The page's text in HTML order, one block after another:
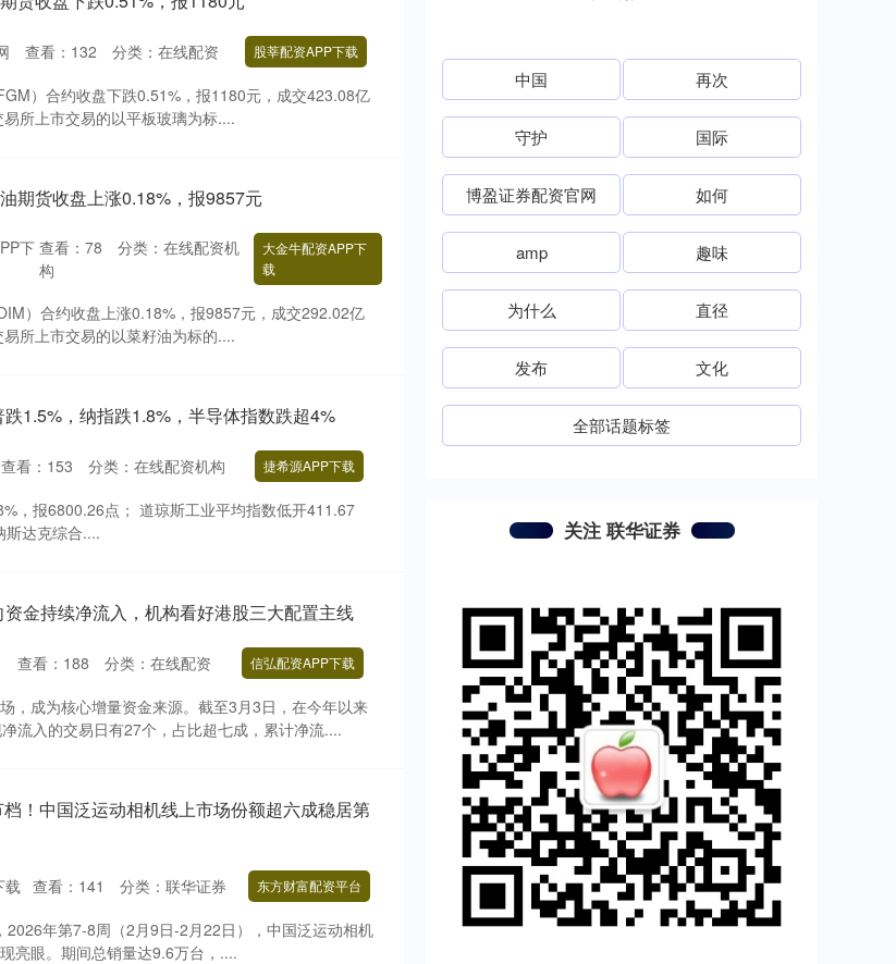
查看： 132 分类： 在线配资 股莘配资APP下载
）合约收盘下跌0.51%，报1180元，成交423.08亿
所上市交易的以平板玻璃为标....
期货收盘上涨0.18%，报9857元
下 查看： 78 分类： 在线配资机
构
大金牛配资APP下
载
）合约收盘上涨0.18%，报9857元，成交292.02亿
所上市交易的以菜籽油为标的....
1.5%，纳指跌1.8%，半导体指数跌超4%
查看： 153 分类： 在线配资机构 捷希源APP下载
，报6800.26点； 道琼斯工业平均指数低开411.67
斯达克综合....
金持续净流入，机构看好港股三大配置主线
查看： 188 分类： 在线配资 信弘配资APP下载
，成为核心增量资金来源。截至3月3日，在今年以来
流入的交易日有27个，占比超七成，累计净流....
！中国泛运动相机线上市场份额超六成稳居第
载 查看： 141 分类： 联华证券 东方财富配资平台
年第7-8周（2月9日-2月22日），中国泛运动相机
亮眼。期间总销量达9.6万台，....
中国 再次
守护 国际
博盈证券配资官网 如何
amp 趣味
为什么 直径
发布 文化
全部话题标签
关注 联华证券